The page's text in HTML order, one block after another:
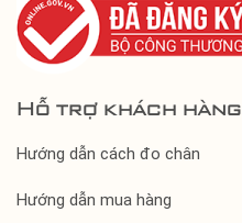
Hỗ trợ khách hàng
Hướng dẫn cách đo chân
Hướng dẫn mua hàng